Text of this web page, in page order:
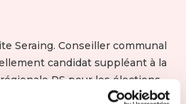
Seraing. Conseiller communal
candidat suppléant à la
PS pour les élections